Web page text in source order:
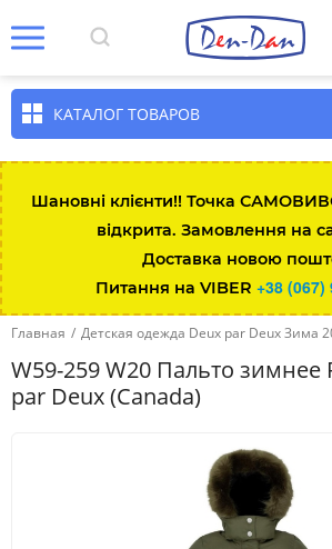
КАТАЛОГ ТОВАРОВ
Шановні клієнти!! Точка
відкрита. Замовлення на
Доставка новою
Питання на VIBER +38 (067)
Главная / Детская одежда Deux par Deux Зима
W59-259 W20 Пальто зимнее
par Deux (Canada)
4Y